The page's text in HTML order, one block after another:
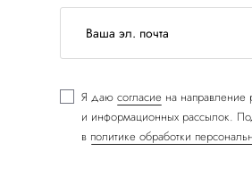
Я даю согласие на направление
и информационных рассылок.
в политике обработки